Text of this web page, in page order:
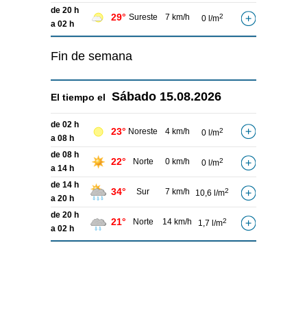
de 20 h
a 02 h
29° Sureste 7 km/h 0 l/m2
Fin de semana
El tiempo el Sábado 15.08.2026
de 02 h
a 08 h
23° Noreste 4 km/h 0 l/m2
de 08 h
a 14 h
22° Norte 0 km/h 0 l/m2
de 14 h
a 20 h
34° Sur 7 km/h 10,6 l/m2
de 20 h
a 02 h
21° Norte 14 km/h 1,7 l/m2